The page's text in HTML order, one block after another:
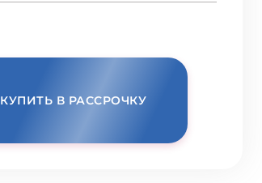
КУПИТЬ В РАССРОЧКУ